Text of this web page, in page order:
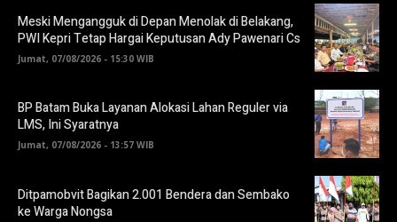
Meski Mengangguk di Depan Menolak di Belakang,
PWI Kepri Tetap Hargai Keputusan Ady Pawenari Cs
Jumat, 07/08/2026 - 15:30 WIB
BP Batam Buka Layanan Alokasi Lahan Reguler via
LMS, Ini Syaratnya
Jumat, 07/08/2026 - 13:57 WIB
Ditpamobvit Bagikan 2.001 Bendera dan Sembako
ke Warga Nongsa